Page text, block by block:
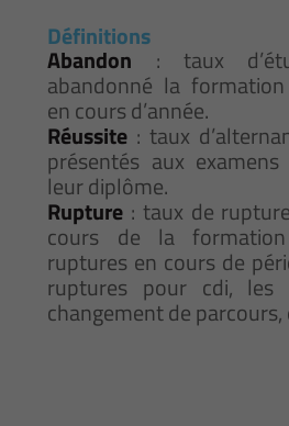
Définitions
Abandon : taux
abandonné la
en cours d’année.
Réussite : taux
présentés aux
leur diplôme.
Rupture : taux de
cours de la
ruptures en cours de
ruptures pour cdi, les
changement de parcours,